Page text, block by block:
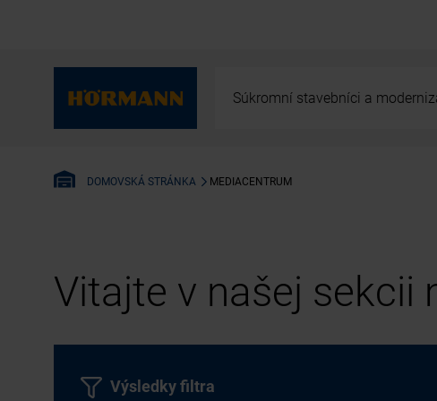
Súkromní stavebníci a
DOMOVSKÁ STRÁNKA MEDIACENTRUM
Vitajte v našej sekcii
Výsledky filtra